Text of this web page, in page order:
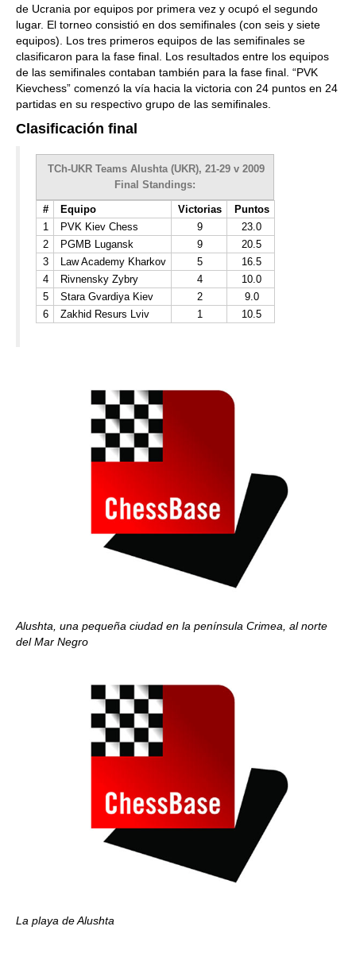
de Ucrania por equipos por primera vez y ocupó el segundo
lugar. El torneo consistió en dos semifinales (con seis y siete
equipos). Los tres primeros equipos de las semifinales se
clasificaron para la fase final. Los resultados entre los equipos
de las semifinales contaban también para la fase final. “PVK
Kievchess” comenzó la vía hacia la victoria con 24 puntos en 24
partidas en su respectivo grupo de las semifinales.
Clasificación final
TCh-UKR Teams Alushta (UKR), 21-29 v 2009
Final Standings:
# Equipo Victorias
Puntos
1
PVK Kiev Chess 9
23.0
2
PGMB Lugansk 9
20.5
3
Law Academy Kharkov 5
16.5
4
Rivnensky Zybry 4
10.0
5
Stara Gvardiya Kiev 2
9.0
6
Zakhid Resurs Lviv 1 10.5
Alushta, una pequeña ciudad en la península Crimea, al norte
del Mar Negro
La playa de Alushta